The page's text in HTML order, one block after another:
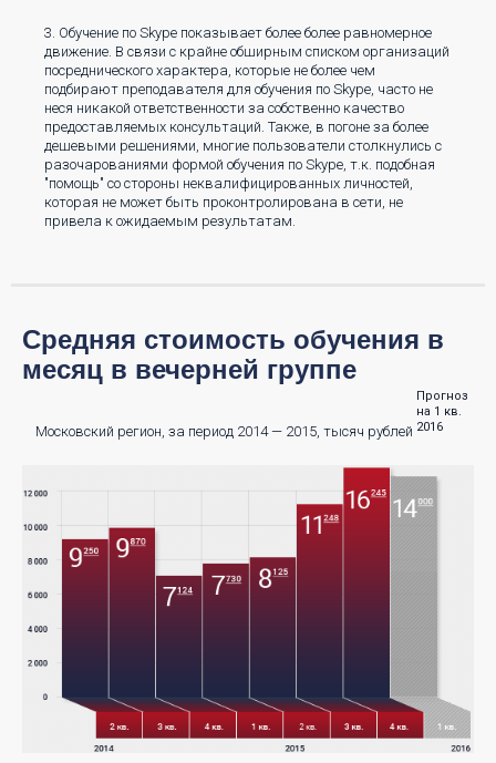
3. Обучение по Skype показывает более более равномерное
движение. В связи с крайне обширным списком организаций
посреднического характера, которые не более чем
подбирают преподавателя для обучения по Skype, часто не
неся никакой ответственности за собственно качество
предоставляемых консультаций. Также, в погоне за более
дешевыми решениями, многие пользователи столкнулись с
разочарованиями формой обучения по Skype, т.к. подобная
"помощь" со стороны неквалифицированных личностей,
которая не может быть проконтролирована в сети, не
привела к ожидаемым результатам.
Средняя стоимость обучения в
месяц в вечерней группе
Московский регион, за период 2014 — 2015, тысяч рублей
Прогноз
на 1 кв.
2016